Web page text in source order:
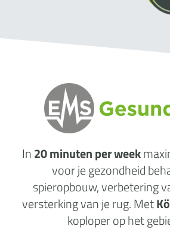
In20 minuten per week
voor je gezondheid
spieropbouw, verbetering
versterking van je rug. Met
koploper op het